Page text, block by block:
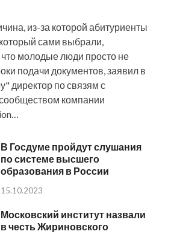
из-за которой абитуриенты
сами выбрали,
что молодые люди просто не
подачи документов, заявил в
директор по связям с
компании
В Госдуме пройдут слушания
по системе высшего
образования в России
15.10.2023
Московский институт назвали
в честь Жириновского